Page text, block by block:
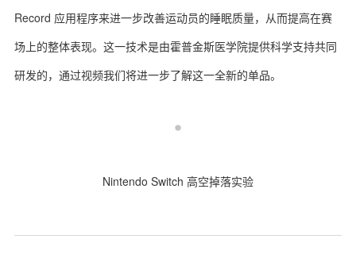
Record 应用程序来进一步改善运动员的睡眠质量，从而提高在赛
场上的整体表现。这一技术是由霍普金斯医学院提供科学支持共同
研发的，通过视频我们将进一步了解这一全新的单品。
Nintendo Switch 高空掉落实验